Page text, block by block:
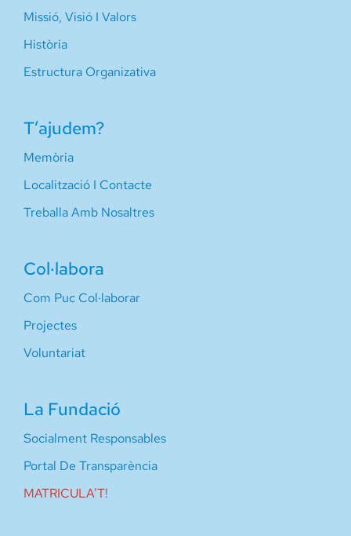
Missió, Visió I Valors
Història
Estructura Organizativa
T’ajudem?
Memòria
Localització I Contacte
Treballa Amb Nosaltres
Col·labora
Com Puc Col·laborar
Projectes
Voluntariat
La Fundació
Socialment Responsables
Portal De Transparència
MATRICULA’T!